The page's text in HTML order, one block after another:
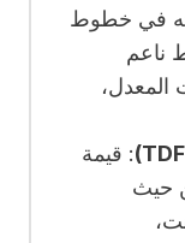
في خطوط
ناعم
المعدل،
: قيمة
حيث